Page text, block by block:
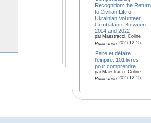
Recognition: the Return
to Civilian Life of
Ukrainian Volunteer
Combatants Between
2014 and 2022
par Maestracci, Coline
Publication2026-12-15
Faire et défaire
l'empire. 101 livres
pour comprendre
par Maestracci, Coline
Publication2026-12-15